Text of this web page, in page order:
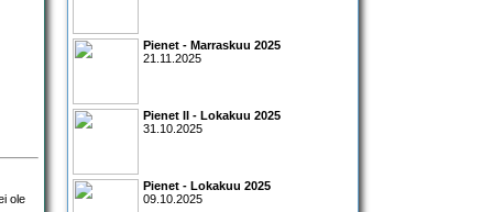
ole
Pienet - Marraskuu 2025
21.11.2025
Pienet II - Lokakuu 2025
31.10.2025
Pienet - Lokakuu 2025
09.10.2025